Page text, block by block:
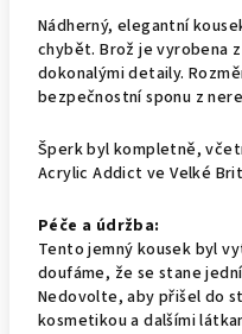
Nádherný, elegantní
chybět. Brož je vyrobena
dokonalými detaily.
bezpečnostní sponu z
Šperk byl kompletně,
Acrylic Addict ve Velké
Péče a údržba:
Tento jemný kousek byl
doufáme, že se stane
Nedovolte, aby přišel do
kosmetikou a dalšími